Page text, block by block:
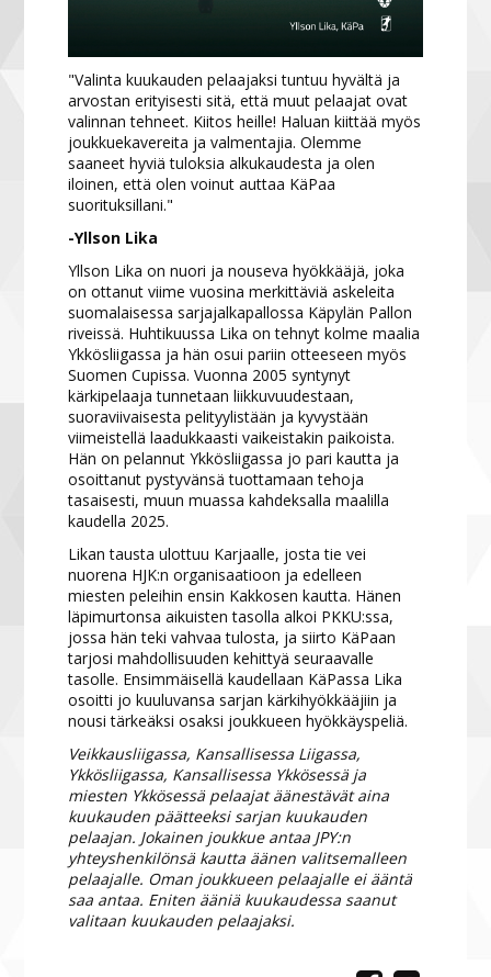
"Valinta kuukauden pelaajaksi tuntuu hyvältä ja
arvostan erityisesti sitä, että muut pelaajat ovat
valinnan tehneet. Kiitos heille! Haluan kiittää myös
joukkuekavereita ja valmentajia. Olemme
saaneet hyviä tuloksia alkukaudesta ja olen
iloinen, että olen voinut auttaa KäPaa
suorituksillani."
-Yllson Lika
Yllson Lika on nuori ja nouseva hyökkääjä, joka
on ottanut viime vuosina merkittäviä askeleita
suomalaisessa sarjajalkapallossa Käpylän Pallon
riveissä. Huhtikuussa Lika on tehnyt kolme maalia
Ykkösliigassa ja hän osui pariin otteeseen myös
Suomen Cupissa. Vuonna 2005 syntynyt
kärkipelaaja tunnetaan liikkuvuudestaan,
suoraviivaisesta pelityylistään ja kyvystään
viimeistellä laadukkaasti vaikeistakin paikoista.
Hän on pelannut Ykkösliigassa jo pari kautta ja
osoittanut pystyvänsä tuottamaan tehoja
tasaisesti, muun muassa kahdeksalla maalilla
kaudella 2025.
Likan tausta ulottuu Karjaalle, josta tie vei
nuorena HJK:n organisaatioon ja edelleen
miesten peleihin ensin Kakkosen kautta. Hänen
läpimurtonsa aikuisten tasolla alkoi PKKU:ssa,
jossa hän teki vahvaa tulosta, ja siirto KäPaan
tarjosi mahdollisuuden kehittyä seuraavalle
tasolle. Ensimmäisellä kaudellaan KäPassa Lika
osoitti jo kuuluvansa sarjan kärkihyökkääjiin ja
nousi tärkeäksi osaksi joukkueen hyökkäyspeliä.
Veikkausliigassa, Kansallisessa Liigassa,
Ykkösliigassa, Kansallisessa Ykkösessä ja
miesten Ykkösessä pelaajat äänestävät aina
kuukauden päätteeksi sarjan kuukauden
pelaajan. Jokainen joukkue antaa JPY:n
yhteyshenkilönsä kautta äänen valitsemalleen
pelaajalle. Oman joukkueen pelaajalle ei ääntä
saa antaa. Eniten ääniä kuukaudessa saanut
valitaan kuukauden pelaajaksi.